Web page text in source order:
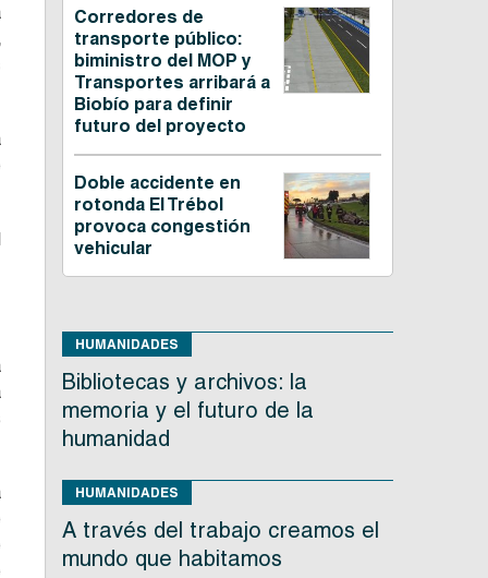
Corredores de
transporte público:
biministro del MOP y
Transportes arribará a
Biobío para definir
futuro del proyecto
Doble accidente en
rotonda El Trébol
provoca congestión
vehicular
HUMANIDADES
Bibliotecas y archivos: la
memoria y el futuro de la
humanidad
HUMANIDADES
A través del trabajo creamos el
mundo que habitamos